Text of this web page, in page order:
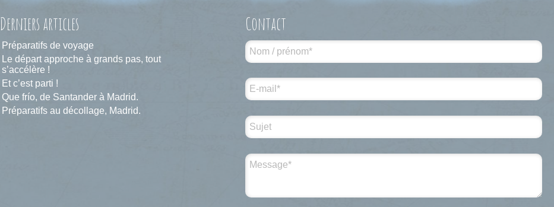
Derniers articles
Préparatifs de voyage
Le départ approche à grands pas, tout
s’accélère !
Et c’est parti !
Que frío, de Santander à Madrid.
Préparatifs au décollage, Madrid.
Contact